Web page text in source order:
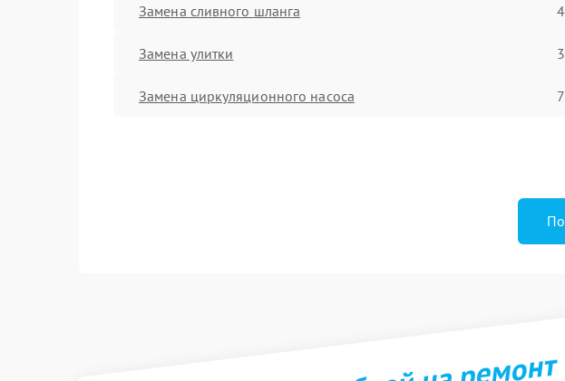
Замена сливного шланга
Замена улитки
Замена циркуляционного насоса